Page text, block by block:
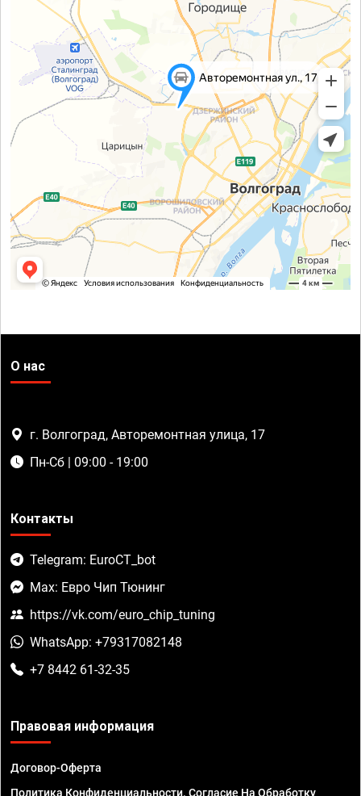
О нас
г. Волгоград, Авторемонтная улица, 17
Пн-Сб | 09:00 - 19:00
Контакты
Telegram: EuroCT_bot
Max: Евро Чип Тюнинг
https://vk.com/euro_chip_tuning
WhatsApp: +79317082148
+7 8442 61-32-35
Правовая информация
Договор-Оферта
Политика Конфиденциальности. Согласие На Обработку